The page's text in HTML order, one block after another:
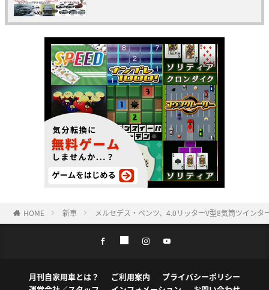
HOME 新車 メルセデス・ベンツ、4.0リッターV型8気筒ツイン
月刊自家用車とは？ ご利用案内
プライバシーポリシー